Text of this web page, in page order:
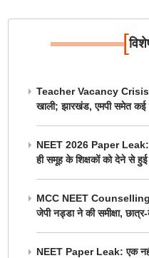
[
Teacher Vacancy Crisis:
खाली; झारखंड, एमपी समेत कई
NEET 2026 Paper Leak:
ही समूह के शिक्षकों को देने से
MCC NEET
जेपी नड्डा ने की समीक्षा,
NEET Paper Leak: एक